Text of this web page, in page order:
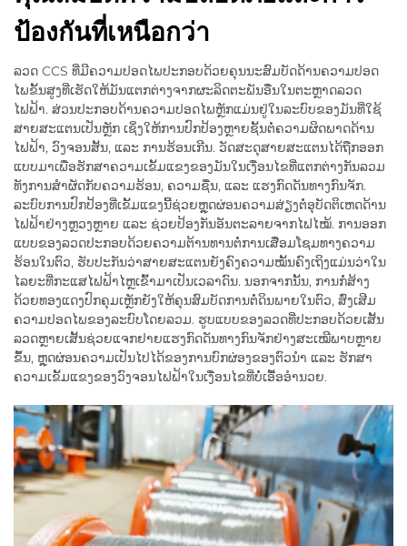
ป้องกันที่เหนือกว่า
ລວດ CCS ທີ່ມີຄວາມປອດໄພປະກອບດ້ວຍຄຸນນະສົມບັດດ້ານຄວາມປອດ
ໄພຂັ້ນສູງທີ່ເຮັດໃຫ້ມັນແຕກຕ່າງຈາກຜະລິດຕະພັນອື່ນໃນຕະຫຼາດລວດ
ໄຟຟ້າ. ສ່ວນປະກອບດ້ານຄວາມປອດໄພຫຼັກແມ່ນຢູ່ໃນລະບົບຂອງມັນທີ່ໃຊ້
ສາຍສະແຕນເປັນຫຼັກ ເຊິ່ງໃຫ້ການປົກປ້ອງຫຼາຍຊັ້ນຕໍ່ຄວາມຜິດພາດດ້ານ
ໄຟຟ້າ, ວົງຈອນສັ້ນ, ແລະ ການຮ້ອນເກີນ. ວັດສະດຸສາຍສະແຕນໄດ້ຖືກອອກ
ແບບມາເພື່ອຮັກສາຄວາມເຂັ້ມແຂງຂອງມັນໃນເງື່ອນໄຂທີ່ແຕກຕ່າງກັນລວມ
ທັງການສຳຜັດກັບຄວາມຮ້ອນ, ຄວາມຊື່ນ, ແລະ ແຮງກົດດັນທາງກົນຈັກ.
ລະບົບການປົກປ້ອງທີ່ເຂັ້ມແຂງນີ້ຊ່ວຍຫຼຸດຜ່ອນຄວາມສ່ຽງຕໍ່ອຸບັດຕິເຫດດ້ານ
ໄຟຟ້າຢ່າງຫຼວງຫຼາຍ ແລະ ຊ່ວຍປ້ອງກັນອັນຕະລາຍຈາກໄຟໄໝ້. ການອອກ
ແບບຂອງລວດປະກອບດ້ວຍຄວາມຕ້ານທານຕໍ່ການເສື່ອມໂຊມທາງຄວາມ
ຮ້ອນໃນຕົວ, ຮັບປະກັນວ່າສາຍສະແຕນຍັງຄົງຄວາມໝັ້ນຄົງເຖິງແມ່ນວ່າໃນ
ໄລຍະທີ່ກະແສໄຟຟ້າໄຫຼເຂົ້າມາເປັນເວລາດົນ. ນອກຈາກນັ້ນ, ການກໍ່ສ້າງ
ດ້ວຍທອງແດງປົກຄຸມເຫຼັກຍັງໃຫ້ຄຸນສົມບັດການຕໍ່ດິນພາຍໃນຕົວ, ສົ່ງເສີມ
ຄວາມປອດໄພຂອງລະບົບໂດຍລວມ. ຮູບແບບຂອງລວດທີ່ປະກອບດ້ວຍເສັ້ນ
ລວດຫຼາຍເສັ້ນຊ່ວຍແຈກຢາຍແຮງກົດດັນທາງກົນຈັກຢ່າງສະເໝີພາບຫຼາຍ
ຂຶ້ນ, ຫຼຸດຜ່ອນຄວາມເປັນໄປໄດ້ຂອງການບົກຜ່ອງຂອງຕົວນຳ ແລະ ຮັກສາ
ຄວາມເຂັ້ມແຂງຂອງວົງຈອນໄຟຟ້າໃນເງື່ອນໄຂທີ່ບໍ່ເອື້ອອຳນວຍ.